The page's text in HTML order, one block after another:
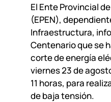
El Ente Provincial
(EPEN),
Infraestructura,
Centenario que se
corte de energía
viernes 23 de
11 horas, para
de baja tensión.